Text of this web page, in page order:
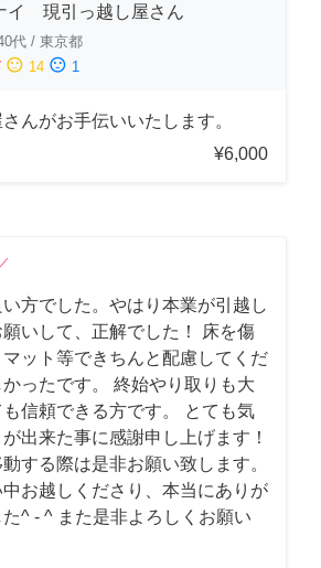
イ 現引っ越し屋さん
代 / 東京都
sentiment_neutral 14 sentiment_dissatisfied 1
んがお手伝いいたします。
¥6,000
方でした。やはり本業が引越し
いして、正解でした！ 床を傷
ット等できちんと配慮してくだ
ったです。 終始やり取りも大
信頼できる方です。 とても気
出来た事に感謝申し上げます！
する際は是非お願い致します。
お越しくださり、本当にありが
^ - ^ また是非よろしくお願い